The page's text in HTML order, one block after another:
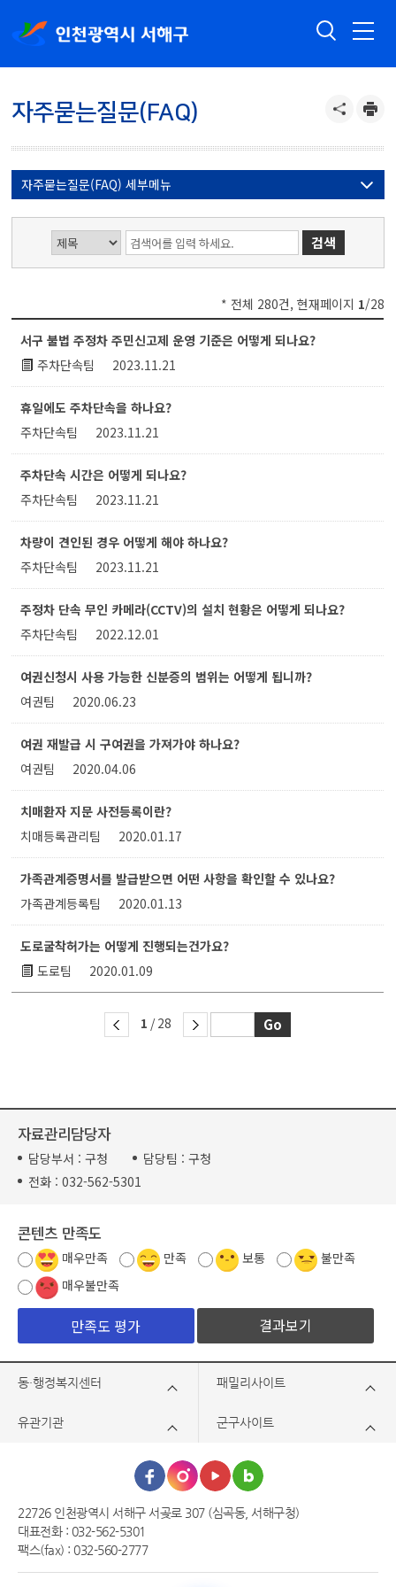
자주묻는질문(FAQ)
자주묻는질문(FAQ) 세부메뉴
* 전체 280건, 현재페이지 1/28
서구 불법 주정차 주민신고제 운영 기준은 어떻게 되나요?
주차단속팀
2023.11.21
휴일에도 주차단속을 하나요?
주차단속팀
2023.11.21
주차단속 시간은 어떻게 되나요?
주차단속팀
2023.11.21
차량이 견인된 경우 어떻게 해야 하나요?
주차단속팀
2023.11.21
주정차 단속 무인 카메라(CCTV)의 설치 현황은 어떻게 되나요?
주차단속팀
2022.12.01
여권신청시 사용 가능한 신분증의 범위는 어떻게 됩니까?
여권팀
2020.06.23
여권 재발급 시 구여권을 가져가야 하나요?
여권팀
2020.04.06
치매환자 지문 사전등록이란?
치매등록관리팀
2020.01.17
가족관계증명서를 발급받으면 어떤 사항을 확인할 수 있나요?
가족관계등록팀
2020.01.13
도로굴착허가는 어떻게 진행되는건가요?
도로팀
2020.01.09
1 / 28
자료관리담당자
담당부서 : 구청 담당팀 : 구청
전화 : 032-562-5301
콘텐츠 만족도
매우만족 만족 보통
불만족
매우불만족
결과보기
동·행정복지센터 패밀리사이트
유관기관 군구사이트
22726 인천광역시 서해구 서곶로 307 (심곡동, 서해구청)
대표전화 : 032-562-5301
팩스(fax) : 032-560-2777